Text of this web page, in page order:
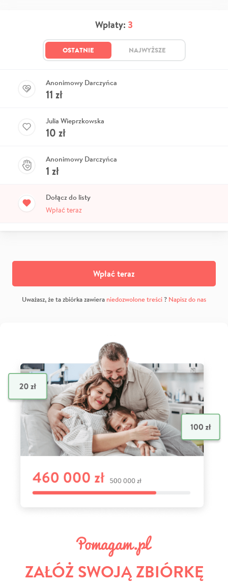
Wpłaty: 3
OSTATNIE NAJWYŻSZE
Anonimowy Darczyńca
11 zł
Julia Wieprzkowska
10 zł
Anonimowy Darczyńca
1 zł
Dołącz do listy
Wpłać teraz
Wpłać teraz
Uważasz, że ta zbiórka zawiera niedozwolone treści? Napisz do nas
ZAŁÓŻ SWOJĄ ZBIÓRKĘ